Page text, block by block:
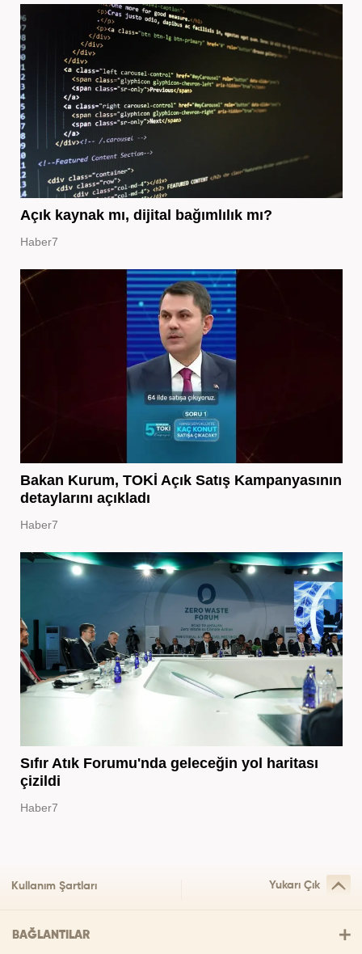
Açık kaynak mı, dijital bağımlılık mı?
Haber7
Bakan Kurum, TOKİ Açık Satış Kampanyasının
detaylarını açıkladı
Haber7
Sıfır Atık Forumu'nda geleceğin yol haritası
çizildi
Haber7
Kullanım Şartları Yukarı Çık
BAĞLANTILAR